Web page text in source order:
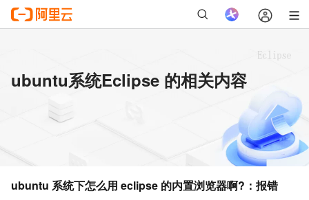
ubuntu系统Eclipse 的相关内容
ubuntu 系统下怎么用 eclipse 的内置浏览器啊?：报错